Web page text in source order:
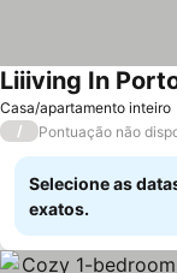
Casa/apartamento inteiro
Liiiving In
/ Pontuação não
Selecione as
exatos.